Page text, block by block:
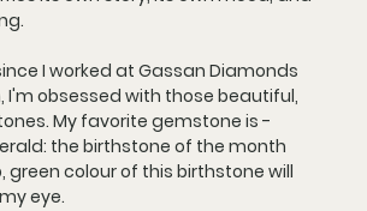
I worked at Gassan Diamonds
I'm obsessed with those beautiful,
My favorite gemstone is -
the birthstone of the month
green colour of this birthstone will
eye.